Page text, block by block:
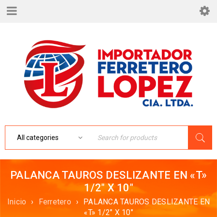
PALANCA TAUROS DESLIZANTE EN «T»
1/2″ X 10″
Inicio › Ferretero ›
PALANCA TAUROS DESLIZANTE EN
«T» 1/2″ X 10″